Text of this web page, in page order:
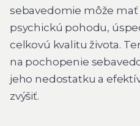
sebavedomie môže mať
psychickú pohodu,
celkovú kvalitu života.
na pochopenie
jeho nedostatku a
zvýšiť.